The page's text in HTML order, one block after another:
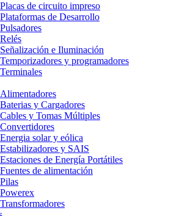
Placas de circuito impreso
Plataformas de Desarrollo
Pulsadores
Relés
Señalización e Iluminación
Temporizadores y programadores
Terminales
Alimentadores
Baterias y Cargadores
Cables y Tomas Múltiples
Convertidores
Energia solar y eólica
Estabilizadores y SAIS
Estaciones de Energía Portátiles
Fuentes de alimentación
Pilas
Powerex
Transformadores